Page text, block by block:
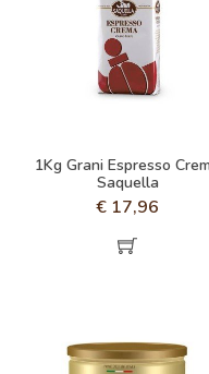
1Kg Grani Espresso
Saquella
€ 17,96